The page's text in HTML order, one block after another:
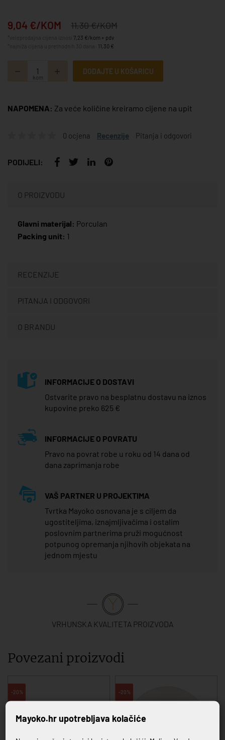
9,04 €/KOM 11,30 €/KOM
7,23 €/kom + pdv
11,30 €
kom
DODAJTE U KOŠARICU
NAPOMENA: Za veće količine kreiramo cijene na upit
0 ocjena Recenzije Pitanja i odgovori
PODIJELI:
O PROIZVODU
Glavni materijal: Porculan
Packing unit: 1
RECENZIJE
PITANJA I ODGOVORI
O BRANDU
INFORMACIJE O DOSTAVI
Ostvarite pravo na besplatnu dostavu na iznos
kupovine preko 625 €
INFORMACIJE O POVRATU
Pravo na povrat robe u roku od 14 dana od
dana zaprimanja robe
VAŠ PARTNER U PROJEKTIMA
Tvrtka Mayoko osnovana je s ciljem da
ugostiteljima, iznajmljivačima i ostalim
poslovnim partnerima pruži mogućnost
potpunog opremanja njihovih objekata na
jednom mjestu
VRHUNSKA KVALITETA PROIZVODA
Povezani proizvodi
-20% -20%
Mayoko.hr upotrebljava kolačiće